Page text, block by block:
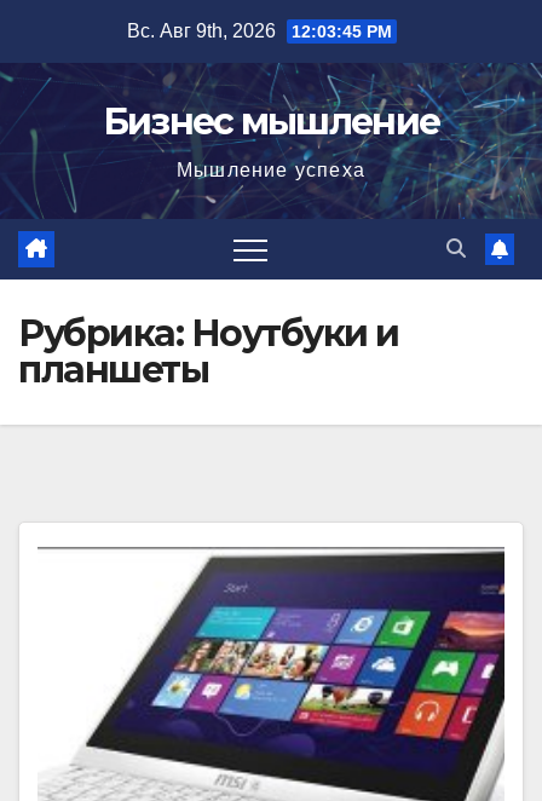
содержимому
Вс. Авг 9th, 2026 12:03:47 PM
Бизнес мышление
Мышление успеха
Рубрика: Ноутбуки и
планшеты